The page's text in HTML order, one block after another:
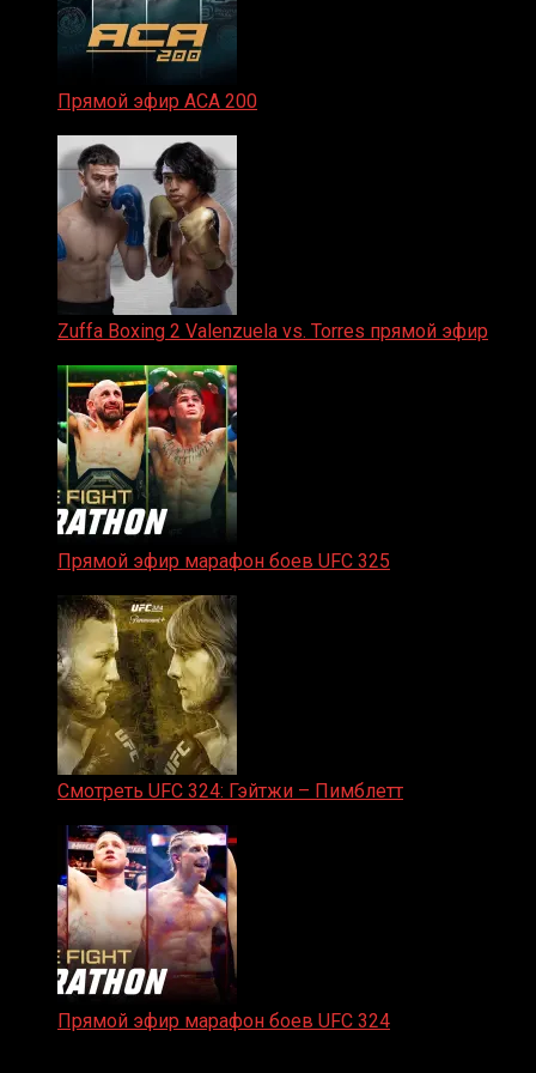
Прямой эфир ACA 200
Zuffa Boxing 2 Valenzuela vs. Torres прямой эфир
Прямой эфир марафон боев UFC 325
Смотреть UFC 324: Гэйтжи – Пимблетт
Прямой эфир марафон боев UFC 324